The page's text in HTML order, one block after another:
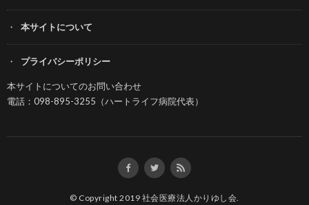
本サイトについて
プライバシーポリシー
本サイトについてのお問い合わせ
電話：098-895-3255（ハートライフ病院代表）
© Copyright 2019 社会医療法人かりゆし会.